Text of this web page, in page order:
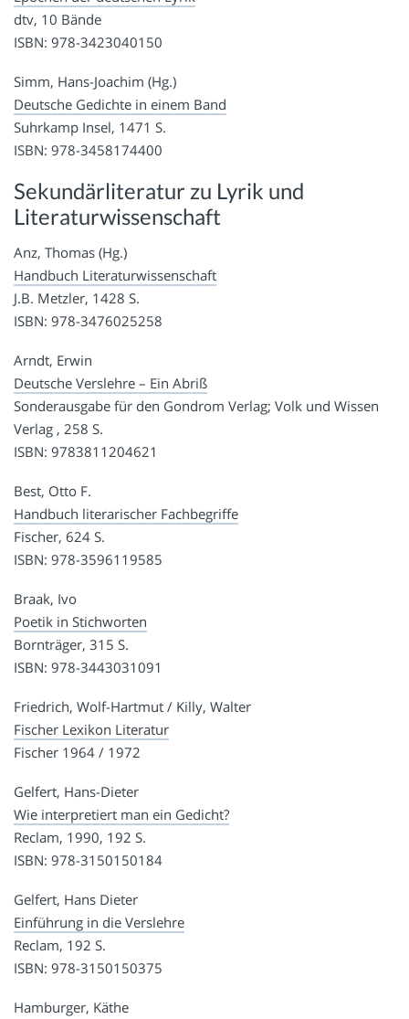
dtv, 10 Bände
ISBN: 978-3423040150
Simm, Hans-Joachim (Hg.)
Deutsche Gedichte in einem Band
Suhrkamp Insel, 1471 S.
ISBN: 978-3458174400
Sekundärliteratur zu Lyrik und
Literaturwissenschaft
Anz, Thomas (Hg.)
Handbuch Literaturwissenschaft
J.B. Metzler, 1428 S.
ISBN: 978-3476025258
Arndt, Erwin
Deutsche Verslehre – Ein Abriß
Sonderausgabe für den Gondrom Verlag; Volk und Wissen
Verlag , 258 S.
ISBN: 9783811204621
Best, Otto F.
Handbuch literarischer Fachbegriffe
Fischer, 624 S.
ISBN: 978-3596119585
Braak, Ivo
Poetik in Stichworten
Bornträger, 315 S.
ISBN: 978-3443031091
Friedrich, Wolf-Hartmut / Killy, Walter
Fischer Lexikon Literatur
Fischer 1964 / 1972
Gelfert, Hans-Dieter
Wie interpretiert man ein Gedicht?
Reclam, 1990, 192 S.
ISBN: 978-3150150184
Gelfert, Hans Dieter
Einführung in die Verslehre
Reclam, 192 S.
ISBN: 978-3150150375
Hamburger, Käthe